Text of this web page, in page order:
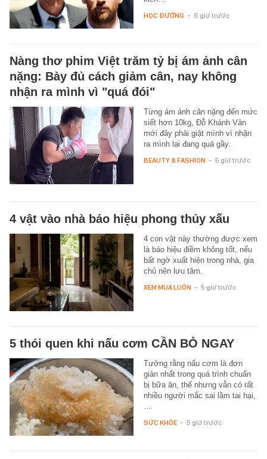
HỌC ĐƯỜNG - 6 giờ trước
Nàng thơ phim Việt trăm tỷ bị ám ảnh cân
nặng: Bày đủ cách giảm cân, nay không
nhận ra mình vì "quá đói"
Từng ám ảnh cân nặng đến mức
siết hơn 10kg, Đỗ Khánh Vân
mới đây phải giật mình vì nhận
ra mình lại đang quá gầy.
BEAUTY & FASHION - 5 giờ trước
4 vật vào nhà báo hiệu phong thủy xấu
4 con vật này thường được xem
là báo hiệu điềm không tốt, nếu
bất ngờ xuất hiện trong nhà, gia
chủ nên lưu tâm.
XEM MUA LUÔN - 5 giờ trước
5 thói quen khi nấu cơm CẦN BỎ NGAY
Tưởng rằng nấu cơm là đơn
giản nhất trong quá trình chuẩn
bị bữa ăn, thế nhưng vẫn có rất
nhiều người mắc sai lầm tai hại,
…
SỨC KHỎE - 5 giờ trước